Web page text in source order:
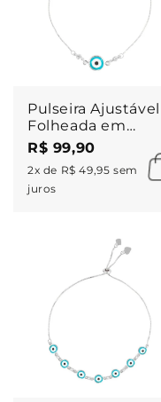
Pulseira Ajustável
Folheada em
Ródio Branco Olho
Grego Avana
R$ 99,90
2x de R$ 49,95 sem
juros